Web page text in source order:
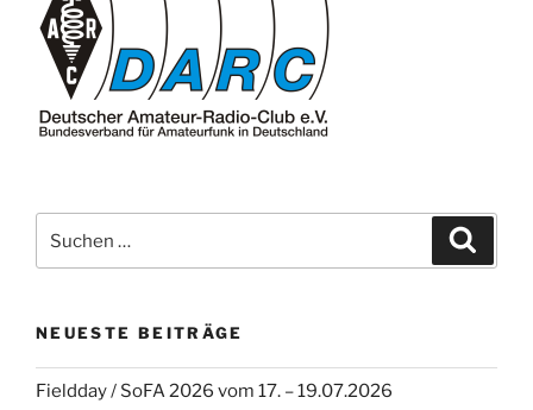
nach:
NEUESTE BEITRÄGE
Fieldday / SoFA 2026 vom 17. – 19.07.2026